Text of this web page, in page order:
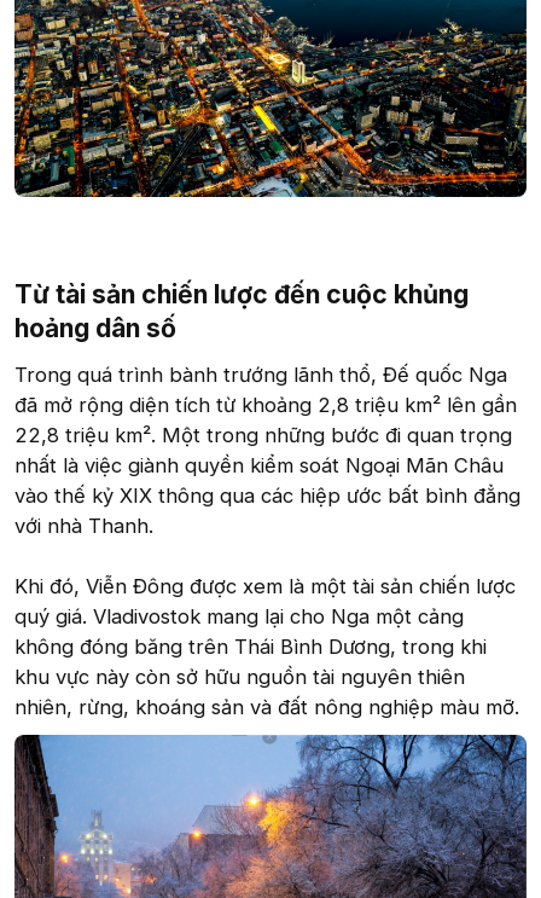
Từ tài sản chiến lược đến cuộc khủng
hoảng dân số
Trong quá trình bành trướng lãnh thổ, Đế quốc Nga
đã mở rộng diện tích từ khoảng 2,8 triệu km² lên gần
22,8 triệu km². Một trong những bước đi quan trọng
nhất là việc giành quyền kiểm soát Ngoại Mãn Châu
vào thế kỷ XIX thông qua các hiệp ước bất bình đẳng
với nhà Thanh.
Khi đó, Viễn Đông được xem là một tài sản chiến lược
quý giá. Vladivostok mang lại cho Nga một cảng
không đóng băng trên Thái Bình Dương, trong khi
khu vực này còn sở hữu nguồn tài nguyên thiên
nhiên, rừng, khoáng sản và đất nông nghiệp màu mỡ.